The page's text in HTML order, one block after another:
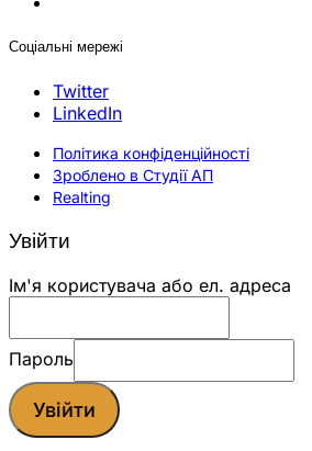
Соціальні мережі
Twitter
LinkedIn
Політика конфіденційності
Зроблено в Студії АП
Realting
Увійти
Ім'я користувача або ел. адреса
Пароль
Увійти